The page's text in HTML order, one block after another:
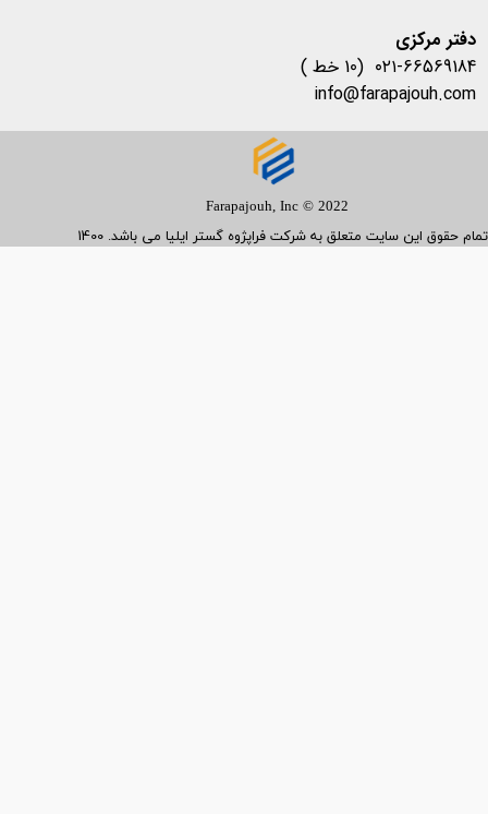
​​​​​​​دفتر مرکزی
۰۲۱-66569184 (10 خط )
info@farapajouh.com
Farapajouh, Inc © 2022